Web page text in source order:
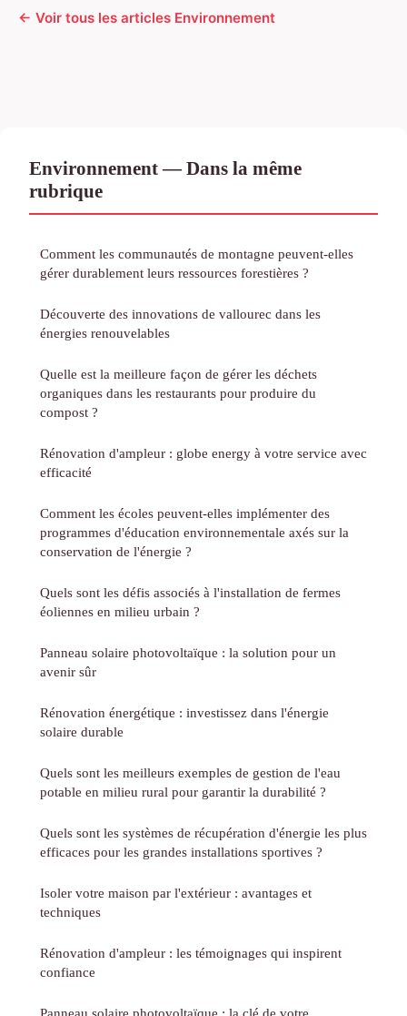
← Voir tous les articles Environnement
Environnement — Dans la même
rubrique
Comment les communautés de montagne peuvent-elles
gérer durablement leurs ressources forestières ?
Découverte des innovations de vallourec dans les
énergies renouvelables
Quelle est la meilleure façon de gérer les déchets
organiques dans les restaurants pour produire du
compost ?
Rénovation d'ampleur : globe energy à votre service avec
efficacité
Comment les écoles peuvent-elles implémenter des
programmes d'éducation environnementale axés sur la
conservation de l'énergie ?
Quels sont les défis associés à l'installation de fermes
éoliennes en milieu urbain ?
Panneau solaire photovoltaïque : la solution pour un
avenir sûr
Rénovation énergétique : investissez dans l'énergie
solaire durable
Quels sont les meilleurs exemples de gestion de l'eau
potable en milieu rural pour garantir la durabilité ?
Quels sont les systèmes de récupération d'énergie les plus
efficaces pour les grandes installations sportives ?
Isoler votre maison par l'extérieur : avantages et
techniques
Rénovation d'ampleur : les témoignages qui inspirent
confiance
Panneau solaire photovoltaïque : la clé de votre